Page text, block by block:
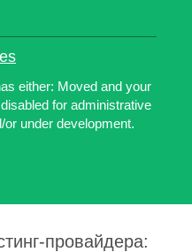
either: Moved and your
for administrative
under development.
провайдера: